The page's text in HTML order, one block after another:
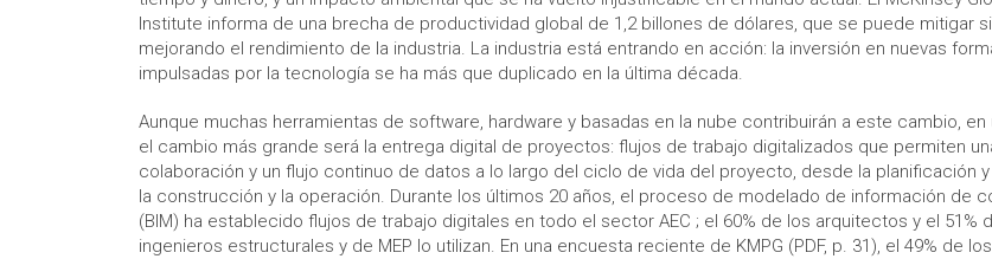
Institute informa de una brecha de productividad global de 1,2 billones de dólares, que se puede mitigar
mejorando el rendimiento de la industria. La industria está entrando en acción: la inversión en nuevas
impulsadas por la tecnología se ha más que duplicado en la última década.
Aunque muchas herramientas de software, hardware y basadas en la nube contribuirán a este cambio, en
el cambio más grande será la entrega digital de proyectos: flujos de trabajo digitalizados que permiten
colaboración y un flujo continuo de datos a lo largo del ciclo de vida del proyecto, desde la planificación
la construcción y la operación. Durante los últimos 20 años, el proceso de modelado de información de
(BIM) ha establecido flujos de trabajo digitales en todo el sector AEC ; el 60% de los arquitectos y el 51%
ingenieros estructurales y de MEP lo utilizan. En una encuesta reciente de KMPG (PDF, p. 31), el 49% de